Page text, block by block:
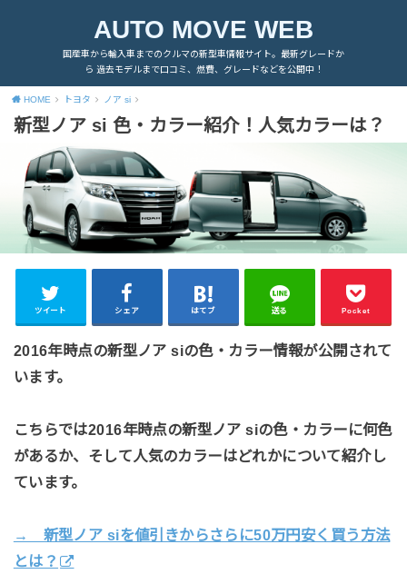
AUTO MOVE WEB
国産車から輸入車までのクルマの新型車情報サイト。最新グレードか
ら 過去モデルまで口コミ、燃費、グレードなどを公開中！
HOME トヨタ ノア si
新型ノア si 色・カラー紹介！人気カラーは？
ツイート シェア はてブ 送る Pocket
2016年時点の新型ノア siの色・カラー情報が公開されて
います。
こちらでは2016年時点の新型ノア siの色・カラーに何色
があるか、そして人気のカラーはどれかについて紹介し
ています。
→ 新型ノア siを値引きからさらに50万円安く買う方法
とは？